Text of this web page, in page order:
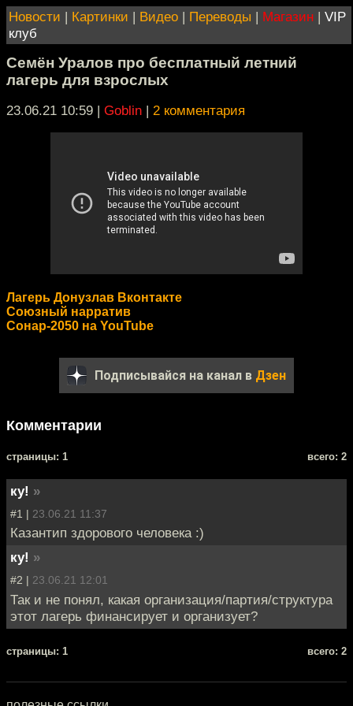
Новости | Картинки | Видео | Переводы | Магазин | VIP
клуб
Семён Уралов про бесплатный летний
лагерь для взрослых
23.06.21 10:59 | Goblin | 2 комментария
Лагерь Донузлав Вконтакте
Союзный нарратив
Сонар-2050 на YouTube
Подписывайся на канал в Дзен
Комментарии
cтраницы: 1 всего: 2
ку! »
#1 | 23.06.21 11:37
Казантип здорового человека :)
ку! »
#2 | 23.06.21 12:01
Так и не понял, какая организация/партия/структура
этот лагерь финансирует и организует?
cтраницы: 1 всего: 2